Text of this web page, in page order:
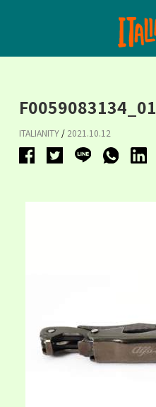
F0059083134_01
ITALIANITY / 2021.10.12